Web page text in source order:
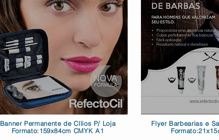
Banner Permanente de Cílios P/ Loja
Formato:159x84cm CMYK A1
Flyer Barbearias e